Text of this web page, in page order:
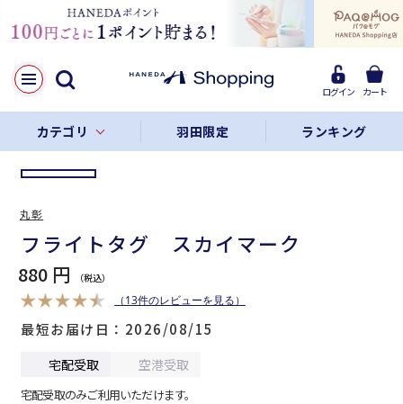
ログイン カート
カテゴリ 羽田限定 ランキング
Facebook
リンクをコピー
フライトタグ スカイマーク
880 円
（13件のレビューを見る）
最短お届け日 2026/08/15
宅配受取 空港受取
宅配受取のみご利用いただけます。
丸彰